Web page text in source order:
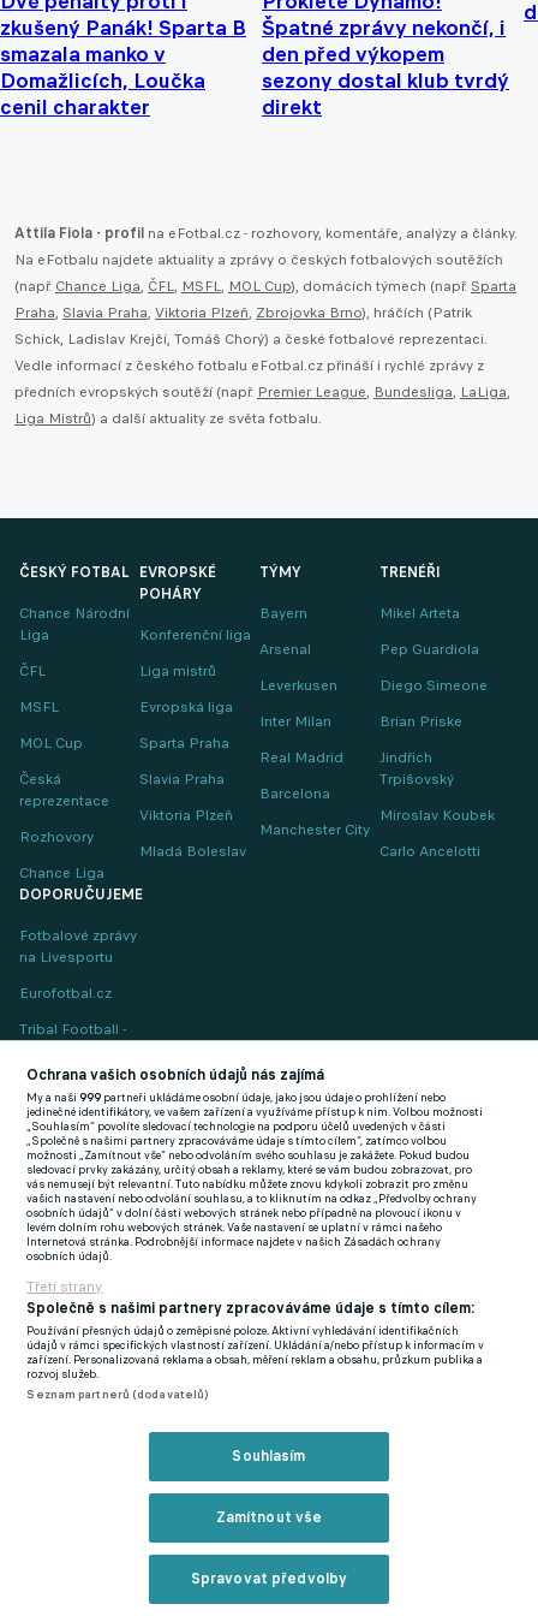
zkušený Panák! Sparta B
smazala manko v
Domažlicích, Loučka
cenil charakter
Špatné zprávy nekončí, i
den před výkopem
sezony dostal klub tvrdý
direkt
Attila Fiola - profil na eFotbal.cz - rozhovory, komentáře, analýzy a články.
Na eFotbalu najdete aktuality a zprávy o českých fotbalových soutěžích
(např. Chance Liga, ČFL, MSFL, MOL Cup), domácích týmech (např. Sparta
Praha, Slavia Praha, Viktoria Plzeň, Zbrojovka Brno), hráčích (Patrik
Schick, Ladislav Krejčí, Tomáš Chorý) a české fotbalové reprezentaci.
Vedle informací z českého fotbalu eFotbal.cz přináší i rychlé zprávy z
předních evropských soutěží (např. Premier League, Bundesliga, LaLiga,
Liga Mistrů) a další aktuality ze světa fotbalu.
ČESKÝ FOTBAL
Chance Národní
Liga
ČFL
MSFL
MOL Cup
Česká
reprezentace
Rozhovory
Chance Liga
EVROPSKÉ
POHÁRY
Konferenční liga
Liga mistrů
Evropská liga
Sparta Praha
Slavia Praha
Viktoria Plzeň
Mladá Boleslav
TÝMY
Bayern
Arsenal
Leverkusen
Inter Milan
Real Madrid
Barcelona
Manchester City
TRENÉŘI
Mikel Arteta
Pep Guardiola
Diego Simeone
Brian Priske
Jindřich
Trpišovský
Miroslav Koubek
Carlo Ancelotti
DOPORUČUJEME
Fotbalové zprávy
na Livesportu
Eurofotbal.cz
Tribal Football -
(EN)
FlashFutbal (SK)
Tenisportal.cz
Tenisové zprávy
na Livesportu
Podmínky užití
Zásady ochrany osobních údajů
GDPR a žurnalistika
Ochrana vašich osobních údajů nás zajímá
My a naši999 partneři ukládáme osobní údaje, jako jsou údaje o prohlížení nebo
jedinečné identifikátory, ve vašem zařízení a využíváme přístup k nim. Volbou možnosti
„Souhlasím“ povolíte sledovací technologie na podporu účelů uvedených v části
„Společně s našimi partnery zpracováváme údaje s tímto cílem“, zatímco volbou
možnosti „Zamítnout vše“ nebo odvoláním svého souhlasu je zakážete. Pokud budou
sledovací prvky zakázány, určitý obsah a reklamy, které se vám budou zobrazovat, pro
vás nemusejí být relevantní. Tuto nabídku můžete znovu kdykoli zobrazit pro změnu
vašich nastavení nebo odvolání souhlasu, a to kliknutím na odkaz „Předvolby ochrany
osobních údajů“ v dolní části webových stránek nebo případně na plovoucí ikonu v
levém dolním rohu webových stránek. Vaše nastavení se uplatní v rámci našeho
Internetová stránka. Podrobnější informace najdete v našich Zásadách ochrany
osobních údajů.
Třetí strany
Společně s našimi partnery zpracováváme údaje s tímto cílem:
Používání přesných údajů o zeměpisné poloze. Aktivní vyhledávání identifikačních
údajů v rámci specifických vlastností zařízení. Ukládání a/nebo přístup k informacím v
zařízení. Personalizovaná reklama a obsah, měření reklam a obsahu, průzkum publika a
rozvoj služeb.
Seznam partnerů (dodavatelů)
Souhlasím
Zamítnout vše
Spravovat předvolby